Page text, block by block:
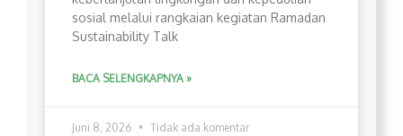
sosial melalui rangkaian kegiatan Ramadan
Sustainability Talk
BACA SELENGKAPNYA »
Juni 8, 2026 Tidak ada komentar